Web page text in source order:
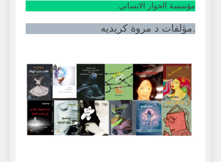
مؤسسة الحوار الانساني
.مؤلفات د مروة كريديه